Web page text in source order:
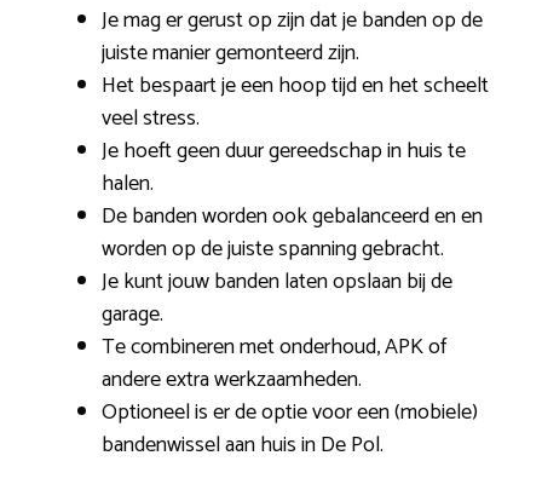
Je mag er gerust op zijn dat je banden op de
juiste manier gemonteerd zijn.
Het bespaart je een hoop tijd en het scheelt
veel stress.
Je hoeft geen duur gereedschap in huis te
halen.
De banden worden ook gebalanceerd en en
worden op de juiste spanning gebracht.
Je kunt jouw banden laten opslaan bij de
garage.
Te combineren met onderhoud, APK of
andere extra werkzaamheden.
Optioneel is er de optie voor een (mobiele)
bandenwissel aan huis in De Pol.